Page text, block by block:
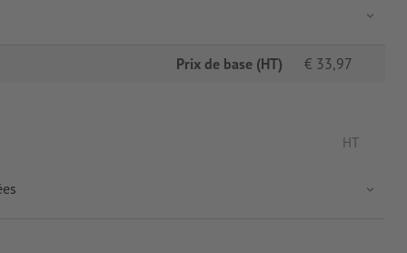
Prix de base (HT) € 33,97
HT